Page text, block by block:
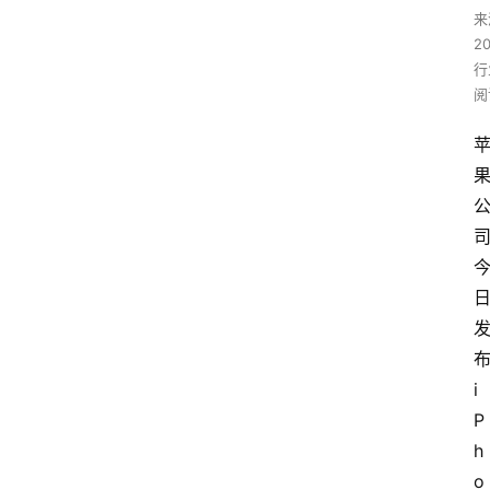
苹
果
公
司
今
日
发
布
i
P
h
o